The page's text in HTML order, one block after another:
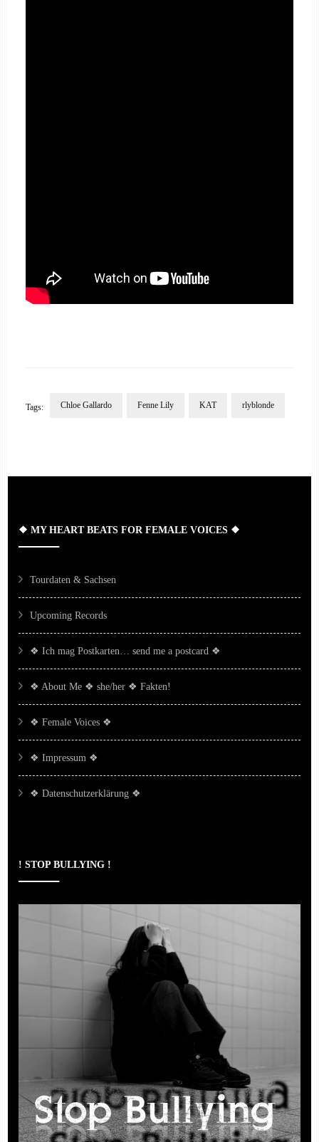
Tags: Chloe Gallardo Fenne Lily KAT rlyblonde
Navigation
❖ MY HEART BEATS FOR FEMALE VOICES ❖
Tourdaten & Sachsen
Upcoming Records
❖ Ich mag Postkarten… send me a postcard ❖
❖ About Me ❖ she/her ❖ Fakten!
❖ Female Voices ❖
❖ Impressum ❖
❖ Datenschutzerklärung ❖
! STOP BULLYING !